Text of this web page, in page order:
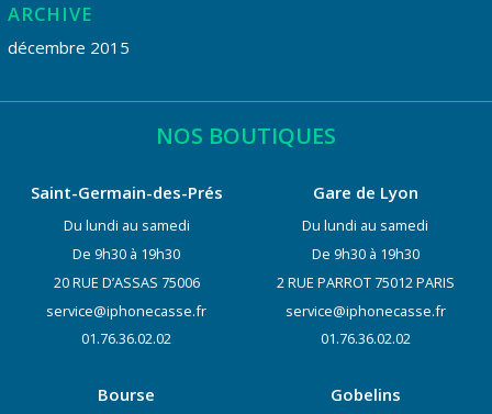
ARCHIVE
décembre 2015
NOS BOUTIQUES
Saint-Germain-des-Prés
Du lundi au samedi
De 9h30 à 19h30
20 RUE D’ASSAS 75006
service@iphonecasse.fr
01.76.36.02.02
Gare de Lyon
Du lundi au samedi
De 9h30 à 19h30
2 RUE PARROT 75012 PARIS
service@iphonecasse.fr
01.76.36.02.02
Bourse Gobelins